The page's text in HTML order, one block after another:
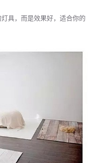
具，而是效果好，适合你的